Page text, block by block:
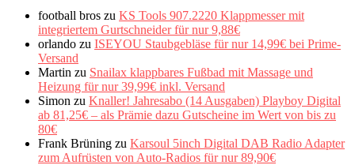
football bros zu KS Tools 907.2220 Klappmesser mit
integriertem Gurtschneider für nur 9,88€
orlando zu ISEYOU Staubgebläse für nur 14,99€ bei Prime-
Versand
Martin zu Snailax klappbares Fußbad mit Massage und
Heizung für nur 39,99€ inkl. Versand
Simon zu Knaller! Jahresabo (14 Ausgaben) Playboy Digital
ab 81,25€ – als Prämie dazu Gutscheine im Wert von bis zu
80€
Frank Brüning zu Karsoul 5inch Digital DAB Radio Adapter
zum Aufrüsten von Auto-Radios für nur 89,90€